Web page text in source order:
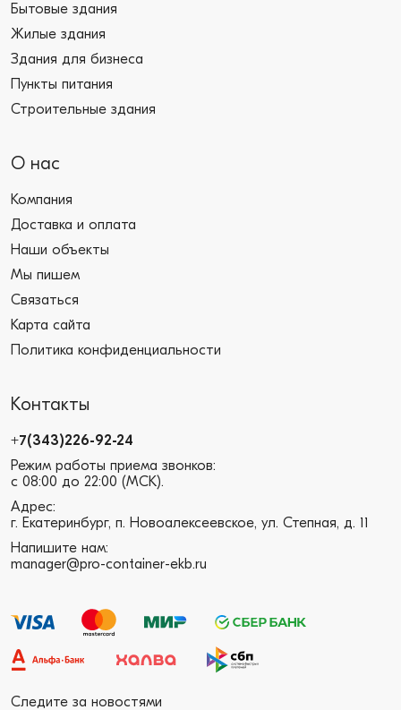
Бытовые здания
Жилые здания
Здания для бизнеса
Пункты питания
Строительные здания
О нас
Компания
Доставка и оплата
Наши объекты
Мы пишем
Связаться
Карта сайта
Политика конфиденциальности
Контакты
+7(343)226-92-24
Режим работы приема звонков:
с 08:00 до 22:00 (МСК).
Адрес:
г. Екатеринбург, п. Новоалексеевское, ул. Степная, д. 11
Напишите нам:
manager@pro-container-ekb.ru
Следите за новостями